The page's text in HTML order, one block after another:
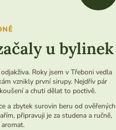
u bylinek
Roky jsem v Třeboni vedla
vznikly první sirupy. Nejdřív pár
a chuti dělat to poctivě.
a zbytek surovin beru od ověřených
připravuji je za studena a ručně,